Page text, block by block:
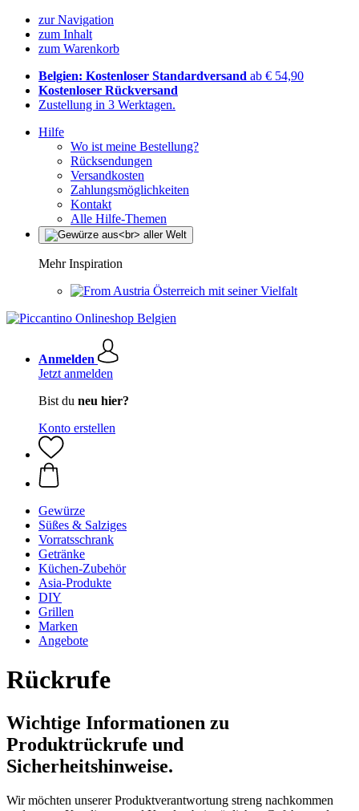
zur Navigation
zum Inhalt
zum Warenkorb
Belgien: Kostenloser Standardversand ab € 54,90
Kostenloser Rückversand
Zustellung in 3 Werktagen.
Hilfe
Wo ist meine Bestellung?
Rücksendungen
Versandkosten
Zahlungsmöglichkeiten
Kontakt
Alle Hilfe-Themen
Mehr Inspiration
Österreich mit seiner Vielfalt
Anmelden
Jetzt anmelden
Bist du neu hier?
Konto erstellen
Gewürze
Süßes & Salziges
Vorratsschrank
Getränke
Küchen-Zubehör
Asia-Produkte
DIY
Grillen
Marken
Angebote
Rückrufe
Wichtige Informationen zu
Produktrückrufe und
Sicherheitshinweise.
Wir möchten unserer Produktverantwortung streng nachkommen